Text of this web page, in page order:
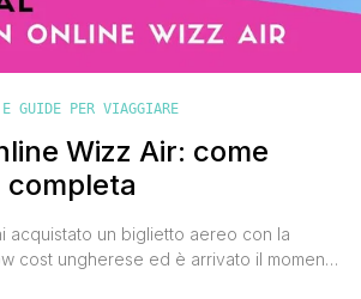
GUIDE PER VIAGGIARE
Wizz Air: come
completa
acquistato un biglietto aereo con la
cost ungherese ed è arrivato il momento